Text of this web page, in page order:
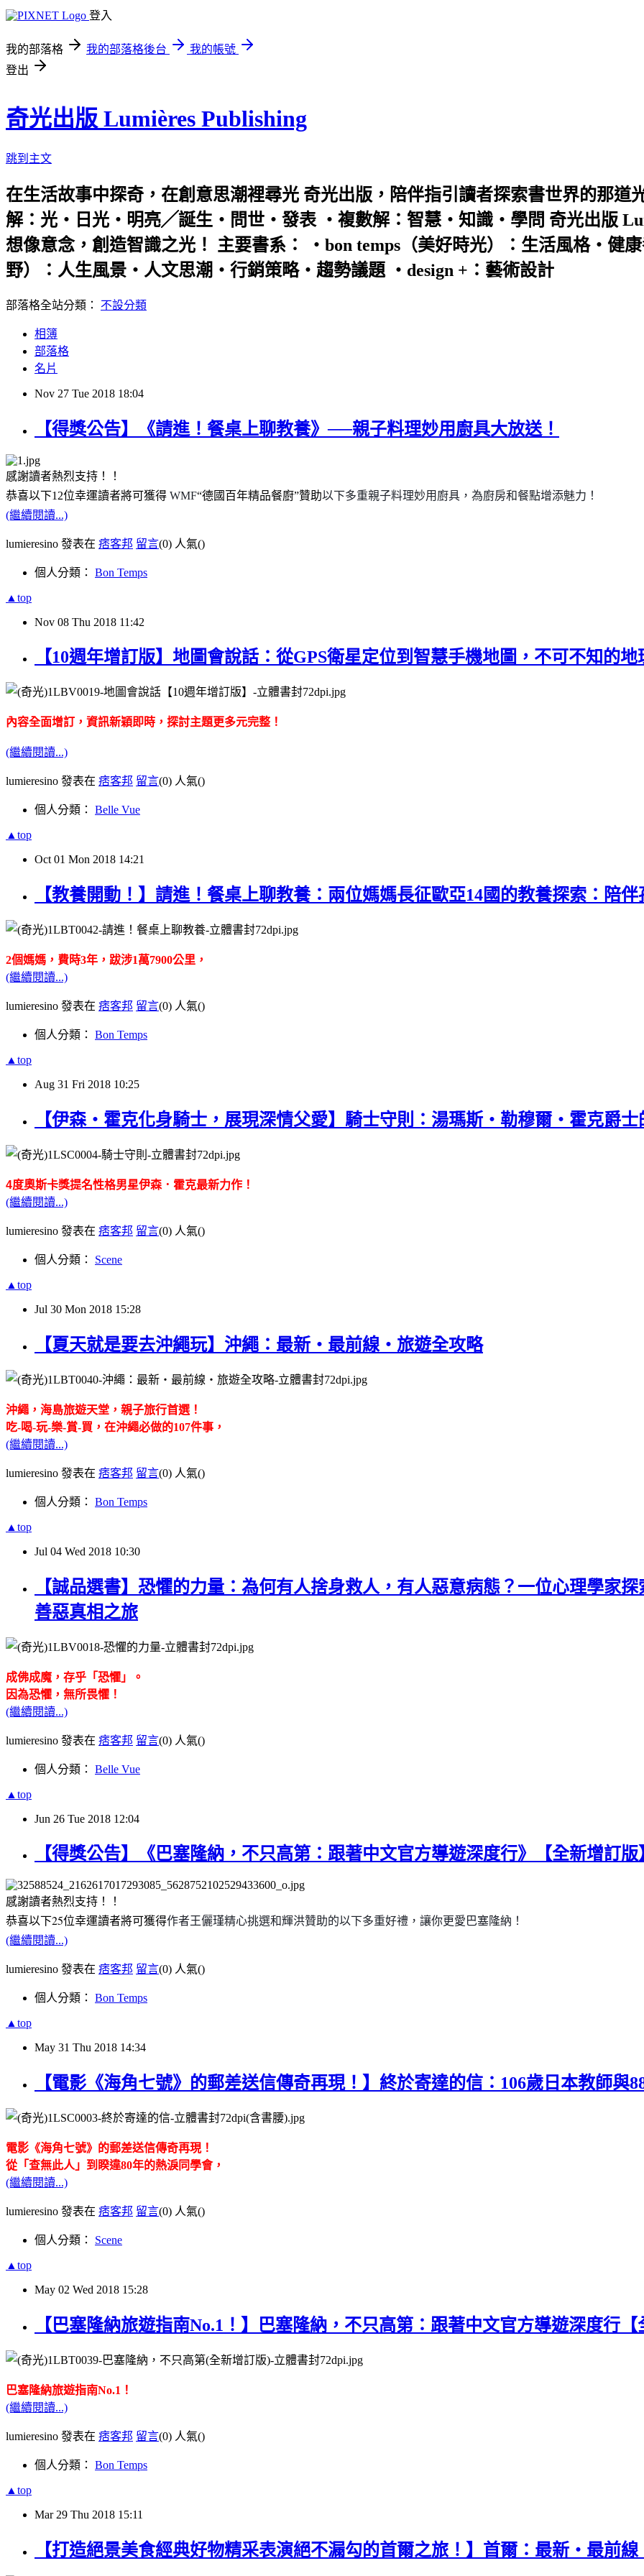
登入
我的部落格 我的部落格後台
我的帳號
登出
奇光出版 Lumières Publishing
跳到主文
在生活故事中探奇，在創意思潮裡尋光 奇光出版，陪伴指引讀者探索書世界的那
解：光‧日光‧明亮╱誕生‧問世‧發表 ‧複數解：智慧‧知識‧學問 奇光出版
想像意念，創造智識之光！ 主要書系： ‧bon temps（美好時光）：生活風格‧健
野）：人生風景‧人文思潮‧行銷策略‧趨勢議題 ‧design +：藝術設計
部落格全站分類： 不設分類
相簿
部落格
名片
Nov 27 Tue 2018 18:04
【得獎公告】《請進！餐桌上聊教養》──親子料理妙用廚具大放送！
感謝讀者熱烈支持！！
恭喜以下12位幸運讀者將可獲得 WMF“德國百年精品餐廚”贊助以下多重親子料理妙用廚具，為廚房和餐點增添魅力！
(繼續閱讀...)
lumieresino 發表在 痞客邦 留言(0) 人氣()
個人分類： Bon Temps
▲top
Nov 08 Thu 2018 11:42
【10週年增訂版】地圖會說話：從GPS衛星定位到智慧手機地圖，不可不知的地
內容全面增訂，資訊新穎即時，探討主題更多元完整！
(繼續閱讀...)
lumieresino 發表在 痞客邦 留言(0) 人氣()
個人分類： Belle Vue
▲top
Oct 01 Mon 2018 14:21
【教養開動！】請進！餐桌上聊教養：兩位媽媽長征歐亞14國的教養探索：陪
2個媽媽，費時3年， 跋涉1萬7900公里 ，
(繼續閱讀...)
lumieresino 發表在 痞客邦 留言(0) 人氣()
個人分類： Bon Temps
▲top
Aug 31 Fri 2018 10:25
【伊森‧霍克化身騎士，展現深情父愛】騎士守則：湯瑪斯・勒穆爾・霍克爵
4度奧斯卡獎提名性格男星伊森．霍克最新力作 ！
(繼續閱讀...)
lumieresino 發表在 痞客邦 留言(0) 人氣()
個人分類： Scene
▲top
Jul 30 Mon 2018 15:28
【夏天就是要去沖繩玩】沖繩：最新‧最前線‧旅遊全攻略
沖繩，海島旅遊天堂，親子旅行首選！
吃-喝-玩-樂-賞-買，在沖繩必做的107件事，
(繼續閱讀...)
lumieresino 發表在 痞客邦 留言(0) 人氣()
個人分類： Bon Temps
▲top
Jul 04 Wed 2018 10:30
【誠品選書】恐懼的力量：為何有人捨身救人，有人惡意病態？一位心理學家
善惡真相之旅
成佛成魔，存乎「恐懼」。
因為恐懼，無所畏懼！
(繼續閱讀...)
lumieresino 發表在 痞客邦 留言(0) 人氣()
個人分類： Belle Vue
▲top
Jun 26 Tue 2018 12:04
【得獎公告】《巴塞隆納，不只高第：跟著中文官方導遊深度行》【全新增訂
感謝讀者熱烈支持！！
恭喜以下25位幸運讀者將可獲得作者王儷瑾精心挑選和輝洪贊助的以下多重好禮，讓你更愛巴塞隆納 ！
(繼續閱讀...)
lumieresino 發表在 痞客邦 留言(0) 人氣()
個人分類： Bon Temps
▲top
May 31 Thu 2018 14:34
【電影《海角七號》的郵差送信傳奇再現！】終於寄達的信：106歲日本教師與
電影《海角七號》的郵差送信傳奇再現！
從 「查無此人」到睽違80年的熱淚同學會，
(繼續閱讀...)
lumieresino 發表在 痞客邦 留言(0) 人氣()
個人分類： Scene
▲top
May 02 Wed 2018 15:28
【巴塞隆納旅遊指南No.1！】巴塞隆納，不只高第：跟著中文官方導遊深度行【
巴塞隆納旅遊指南No.1 ！
(繼續閱讀...)
lumieresino 發表在 痞客邦 留言(0) 人氣()
個人分類： Bon Temps
▲top
Mar 29 Thu 2018 15:11
【打造絕景美食經典好物精采表演絕不漏勾的首爾之旅！】首爾：最新‧最前